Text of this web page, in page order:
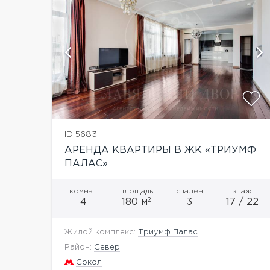
ID 5683
АРЕНДА КВАРТИРЫ В ЖК «ТРИУМФ
ПАЛАС»
комнат
4
площадь
180 м2
спален
3
этаж
17 / 22
Жилой комплекс: Триумф Палас
Район: Север
Сокол
показать ещё 4 фотографии